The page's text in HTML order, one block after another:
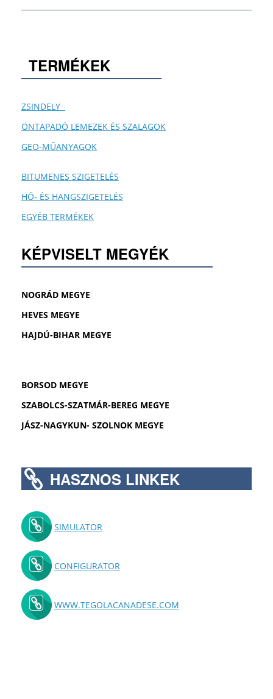
TERMÉKEK
ZSINDELY
ÖNTAPADÓ LEMEZEK ÉS SZALAGOK
GEO-MŰANYAGOK
BITUMENES SZIGETELÉS
HŐ- ÉS HANGSZIGETELÉS
EGYÉB TERMÉKEK
KÉPVISELT MEGYÉK
NOGRÁD MEGYE
HEVES MEGYE
HAJDÚ-BIHAR MEGYE
BORSOD MEGYE
SZABOLCS-SZATMÁR-BEREG MEGYE
JÁSZ-NAGYKUN- SZOLNOK MEGYE
HASZNOS LINKEK
SIMULATOR
CONFIGURATOR
WWW.TEGOLACANADESE.COM